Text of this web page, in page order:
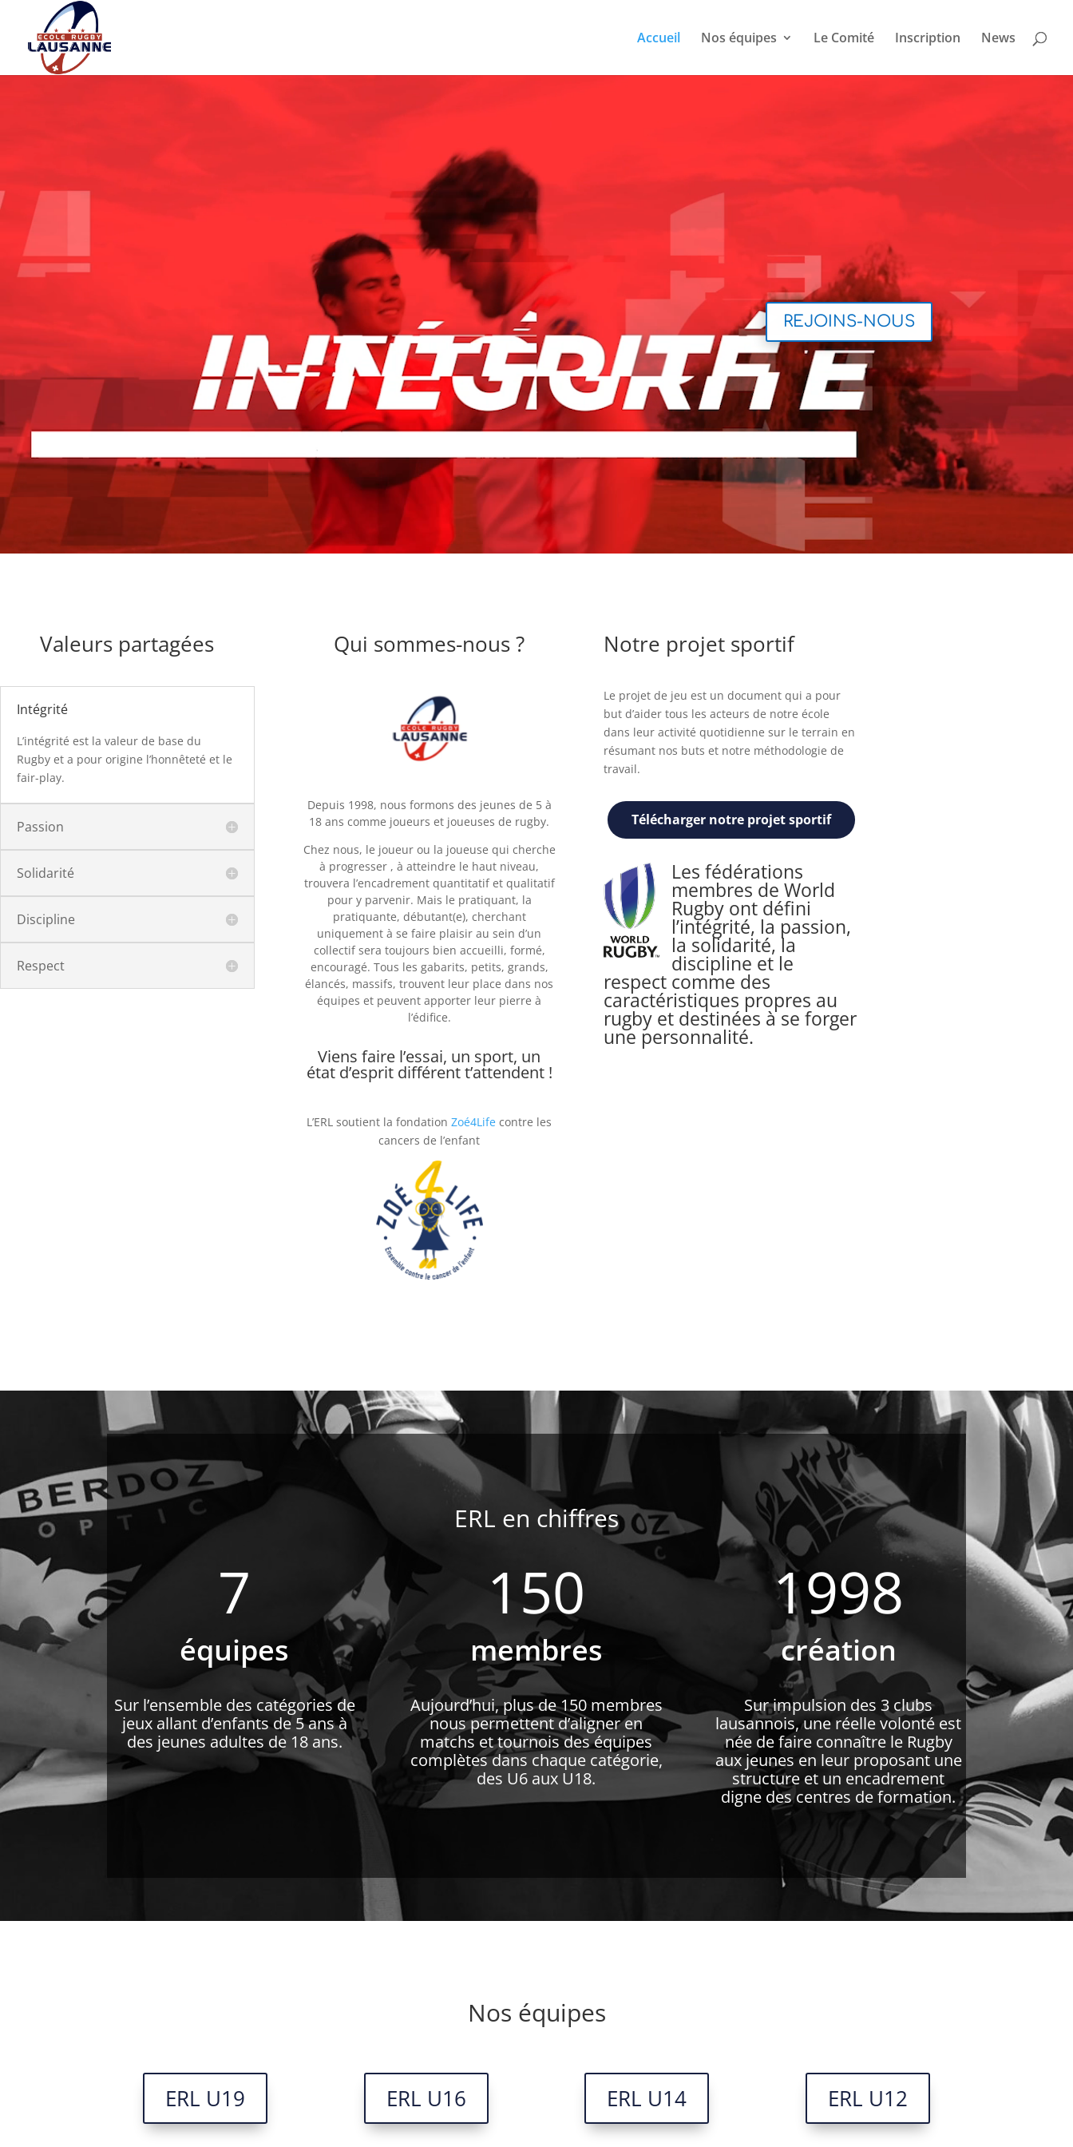
Accueil Nos équipes Le Comité Inscription News
REJOINS-NOUS
Valeurs partagées
Intégrité
L’intégrité est la valeur de base du
Rugby et a pour origine l’honnêteté et le
fair-play.
Passion
Solidarité
Discipline
Respect
Qui sommes-nous ?
Depuis 1998, nous formons des jeunes de 5 à
18 ans comme joueurs et joueuses de rugby.
Chez nous, le joueur ou la joueuse qui cherche
à progresser , à atteindre le haut niveau,
trouvera l’encadrement quantitatif et qualitatif
pour y parvenir. Mais le pratiquant, la
pratiquante, débutant(e), cherchant
uniquement à se faire plaisir au sein d’un
collectif sera toujours bien accueilli, formé,
encouragé. Tous les gabarits, petits, grands,
élancés, massifs, trouvent leur place dans nos
équipes et peuvent apporter leur pierre à
l’édifice.
Viens faire l’essai, un sport, un
état d’esprit différent t’attendent !
L’ERL soutient la fondationZoé4Life contre les
cancers de l’enfant
Notre projet sportif
Le projet de jeu est un document qui a pour
but d’aider tous les acteurs de notre école
dans leur activité quotidienne sur le terrain en
résumant nos buts et notre méthodologie de
travail.
Télécharger notre projet sportif
Les fédérations
membres de World
Rugby ont défini
l’intégrité, la passion,
la solidarité, la
discipline et le
respect comme des
caractéristiques propres au
rugby et destinées à se forger
une personnalité.
ERL en chiffres
7
équipes
Sur l’ensemble des catégories de
jeux allant d’enfants de 5 ans à
des jeunes adultes de 18 ans.
150
membres
Aujourd’hui, plus de 150 membres
nous permettent d’aligner en
matchs et tournois des équipes
complètes dans chaque catégorie,
des U6 aux U18.
1998
création
Sur impulsion des 3 clubs
lausannois, une réelle volonté est
née de faire connaître le Rugby
aux jeunes en leur proposant une
structure et un encadrement
digne des centres de formation.
Nos équipes
ERL U19 ERL U16 ERL U14 ERL U12